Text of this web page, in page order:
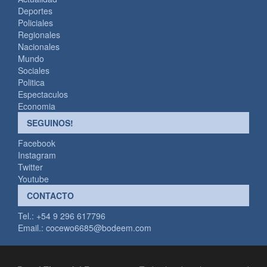
Deportes
Policiales
Regionales
Nacionales
Mundo
Sociales
Politica
Espectaculos
Economia
SEGUINOS!
Facebook
Instagram
Twitter
Youtube
CONTACTO
Tel.: +54 9 296 617796
Email.: cocewo6685@bodeem.com